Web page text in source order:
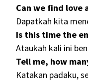
Can we find love
Dapatkah kita
Is this time the
Ataukah kali ini
Tell me, how
Katakan padaku,